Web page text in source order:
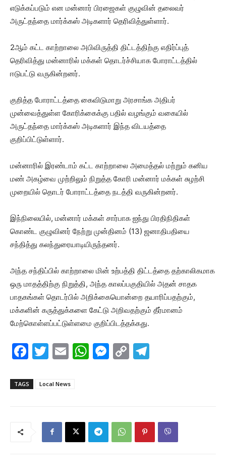
எடுக்கப்படும் என மன்னார் பிரஜைகள் குழுவின் தலைவர்
அருட்தந்தை மார்க்கஸ் அடிகளார் தெரிவித்துள்ளார்.
2ஆம் கட்ட காற்றாலை அபிவிருத்தி திட்டத்திற்கு எதிர்ப்புத்
தெரிவித்து மன்னாரில் மக்கள் தொடர்ச்சியாக போராட்டத்தில்
ஈடுபட்டு வருகின்றனர்.
குறித்த போராட்டத்தை கைவிடுமாறு அரசாங்க அதிபர்
முன்வைத்துள்ள கோரிக்கைக்கு பதில் வழங்கும் வகையில்
அருட்தந்தை மார்க்கஸ் அடிகளார் இந்த விடயத்தை
குறிப்பிட்டுள்ளார்.
மன்னாரில் இரண்டாம் கட்ட காற்றாலை அமைத்தல் மற்றும் கனிய
மண் அகழ்வை முற்றிலும் நிறுத்த கோரி மன்னார் மக்கள் சுழற்சி
முறையில் தொடர் போராட்டத்தை நடத்தி வருகின்றனர்.
இந்நிலையில், மன்னார் மக்கள் சார்பாக ஐந்து பிரதிநிதிகள்
கொண்ட குழுவினர் நேற்று முன்தினம் (13) ஜனாதிபதியை
சந்தித்து கலந்துரையாடியிருந்தனர்.
அந்த சந்திப்பில் காற்றாலை மின் உற்பத்தி திட்டத்தை தற்காலிகமாக
ஒரு மாதத்திற்கு நிறுத்தி, அந்த காலப்பகுதியில் அதன் சாதக
பாதகங்கள் தொடர்பில் அறிக்கையொன்றை தயாரிப்பதற்கும்,
மக்களின் கருத்துக்களை கேட்டு அறிவதற்கும் தீர்மானம்
மேற்கொள்ளப்பட்டுள்ளமை குறிப்பிடத்தக்கது.
F
c
T
itt
E
ai
W
p
p
M
n
g
C
k
TAGS Local News